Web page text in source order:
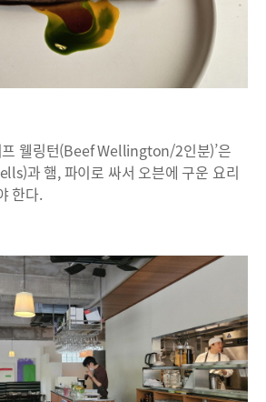
프 웰링턴(Beef Wellington/2인분)’은
과 햄, 파이로 싸서 오븐에 구운 요리
한다.